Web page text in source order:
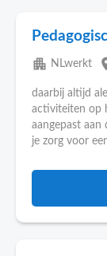
apartment NLwerkt
daarbij altijd
activiteiten op
aangepast aan
je zorg voor